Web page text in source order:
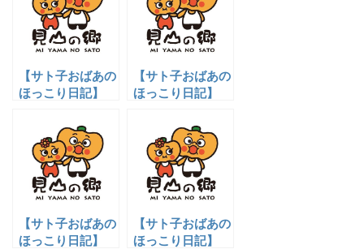
【サト子おばあの
ほっこり日記】
【サト子おばあの
ほっこり日記】
【サト子おばあの
ほっこり日記】
【サト子おばあの
ほっこり日記】